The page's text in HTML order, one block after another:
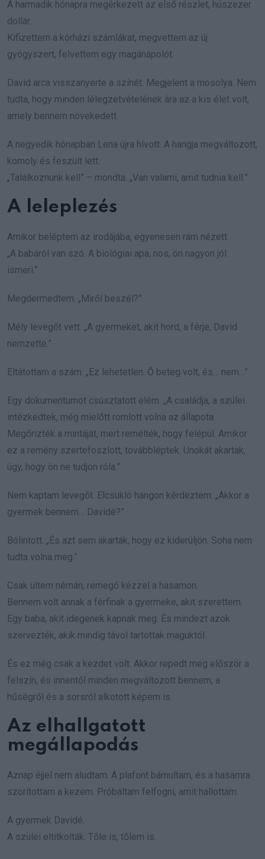
A harmadik hónapra megérkezett az első részlet, húszezer
dollár.
Kifizettem a kórházi számlákat, megvettem az új
gyógyszert, felvettem egy magánápolót.
David arca visszanyerte a színét. Megjelent a mosolya. Nem
tudta, hogy minden lélegzetvételének ára az a kis élet volt,
amely bennem növekedett.
A negyedik hónapban Lena újra hívott. A hangja megváltozott,
komoly és feszült lett.
„Találkoznunk kell” – mondta. „Van valami, amit tudnia kell.”
A leleplezés
Amikor beléptem az irodájába, egyenesen rám nézett.
„A babáról van szó. A biológiai apa, nos, ön nagyon jól
ismeri.”
Megdermedtem. „Miről beszél?”
Mély levegőt vett. „A gyermeket, akit hord, a férje, David
nemzette.”
Eltátottam a szám. „Ez lehetetlen. Ő beteg volt, és… nem…”
Egy dokumentumot csúsztatott elém. „A családja, a szülei
intézkedtek, még mielőtt romlott volna az állapota.
Megőrizték a mintáját, mert remélték, hogy felépül. Amikor
ez a remény szertefoszlott, továbbléptek. Unokát akartak,
úgy, hogy ön ne tudjon róla.”
Nem kaptam levegőt. Elcsukló hangon kérdeztem: „Akkor a
gyermek bennem… Davidé?”
Bólintott. „És azt sem akarták, hogy ez kiderüljön. Soha nem
tudta volna meg.”
Csak ültem némán, remegő kézzel a hasamon.
Bennem volt annak a férfinak a gyermeke, akit szerettem.
Egy baba, akit idegenek kapnak meg. És mindezt azok
szervezték, akik mindig távol tartottak maguktól.
És ez még csak a kezdet volt. Akkor repedt meg először a
felszín, és innentől minden megváltozott bennem, a
hűségről és a sorsról alkotott képem is.
Az elhallgatott
megállapodás
Aznap éjjel nem aludtam. A plafont bámultam, és a hasamra
szorítottam a kezem. Próbáltam felfogni, amit hallottam.
A gyermek Davidé.
A szülei eltitkolták. Tőle is, tőlem is.